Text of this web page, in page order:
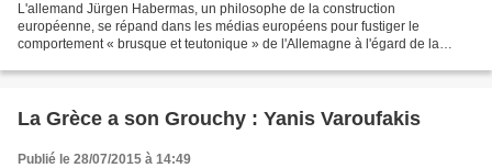
L'allemand Jürgen Habermas, un philosophe de la construction
européenne, se répand dans les médias européens pour fustiger le
comportement « brusque et teutonique » de l'Allemagne à l'égard de la
La Grèce a son Grouchy : Yanis Varoufakis
Publié le 28/07/2015 à 14:49